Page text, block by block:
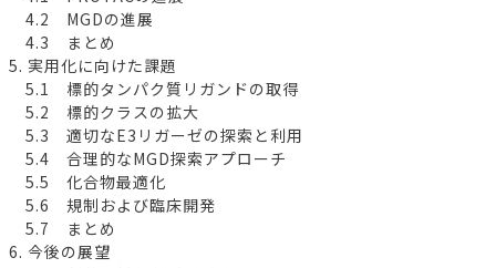
4.2 MGDの進展
4.3 まとめ
5. 実用化に向けた課題
5.1 標的タンパク質リガンドの取得
5.2 標的クラスの拡大
5.3 適切なE3リガーゼの探索と利用
5.4 合理的なMGD探索アプローチ
5.5 化合物最適化
5.6 規制および臨床開発
5.7 まとめ
6. 今後の展望